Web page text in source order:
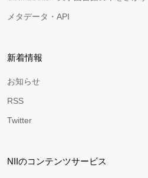
メタデータ・API
新着情報
お知らせ
RSS
Twitter
NIIのコンテンツサービス